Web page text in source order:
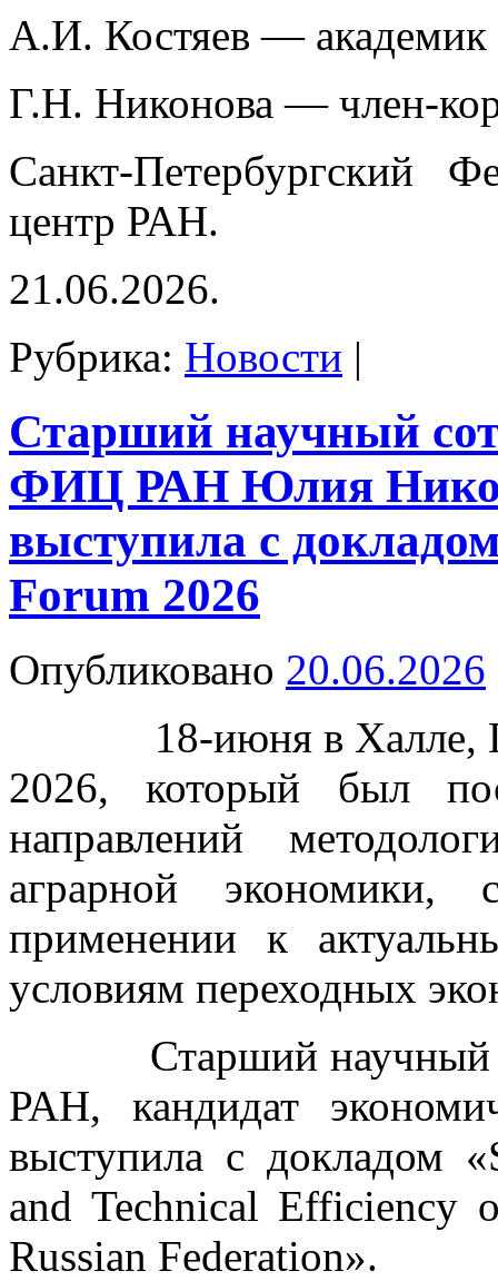
А.И. Костяев —
Г.Н. Никонова — член-
Санкт-Петербургский
центр РАН.
21.06.2026.
Рубрика: Новости |
Старший научный
ФИЦ РАН Юлия
выступила с
Forum 2026
Опубликовано 20.06.2026
18-июня в Халле,
2026, который был
направлений
аграрной
применении к
условиям переходных
Старший научный
РАН, кандидат
выступила с докладом
and Technical Efficiency
Russian Federation».